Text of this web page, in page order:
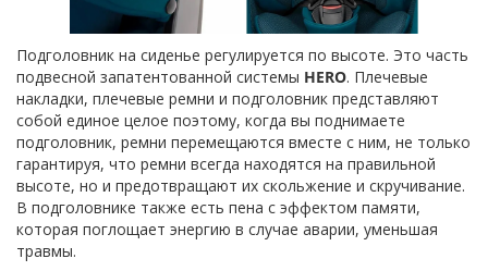
Подголовник на сиденье регулируется по высоте. Это часть
подвесной запатентованной системы HERO. Плечевые
накладки, плечевые ремни и подголовник представляют
собой единое целое поэтому, когда вы поднимаете
подголовник, ремни перемещаются вместе с ним, не только
гарантируя, что ремни всегда находятся на правильной
высоте, но и предотвращают их скольжение и скручивание.
В подголовнике также есть пена с эффектом памяти,
которая поглощает энергию в случае аварии, уменьшая
травмы.